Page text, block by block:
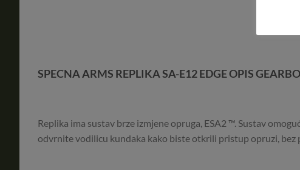
SPECNA ARMS REPLIKA SA-E12 EDGE OPIS
Replika ima sustav brze izmjene opruga, ESA2 ™. Sustav
odvrnite vodilicu kundaka kako biste otkrili pristup opruzi, bez